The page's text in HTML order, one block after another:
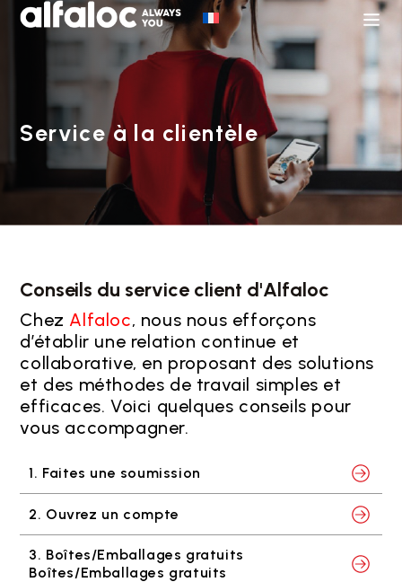
Service à la clientèle
Conseils du service client d'Alfaloc
Chez Alfaloc, nous nous efforçons
d’établir une relation continue et
collaborative, en proposant des solutions
et des méthodes de travail simples et
efficaces. Voici quelques conseils pour
vous accompagner.
1. Faites une soumission
2. Ouvrez un compte
3. Boîtes/Emballages gratuits
Boîtes/Emballages gratuits